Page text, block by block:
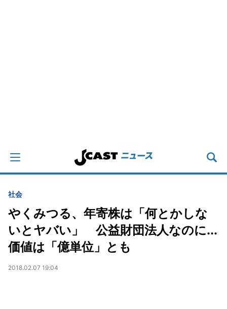
社会
やくみつる、年寄株は「何とかしな
いとヤバい」 公益財団法人なのに...
価値は「億単位」とも
2018.02.07 19:04